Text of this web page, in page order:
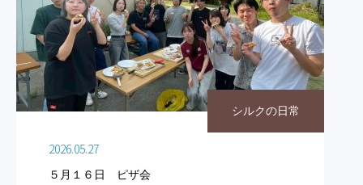
シルクの日常
2026.05.27
５月１６日 ピザ会